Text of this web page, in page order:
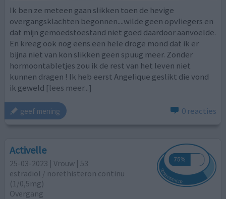
Ik ben ze meteen gaan slikken toen de hevige
overgangsklachten begonnen....wilde geen opvliegers en
dat mijn gemoedstoestand niet goed daardoor aanvoelde.
En kreeg ook nog eens een hele droge mond dat ik er
bijna niet van kon slikken geen spuug meer. Zonder
hormoontabletjes zou ik de rest van het leven niet
kunnen dragen ! Ik heb eerst Angelique geslikt die vond
ik geweld [lees meer...]
geef mening 0 reacties
Activelle
25-03-2023 | Vrouw | 53
estradiol / norethisteron continu
(1/0,5mg)
Overgang